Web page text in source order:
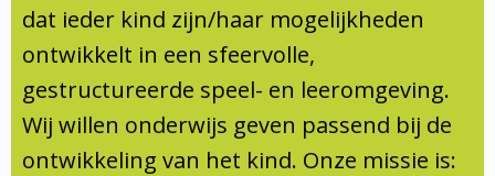
Schoolvakanties
Ouderraad
Medezeggenschapsraad
Documentatie
Samenwerkingen
dat ieder kind zijn/haar mogelijkheden
ontwikkelt in een sfeervolle,
gestructureerde speel- en leeromgeving.
Wij willen onderwijs geven passend bij de
ontwikkeling van het kind. Onze missie is: